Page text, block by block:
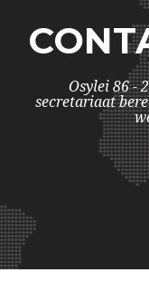
Osylei 86 -
secretariaat